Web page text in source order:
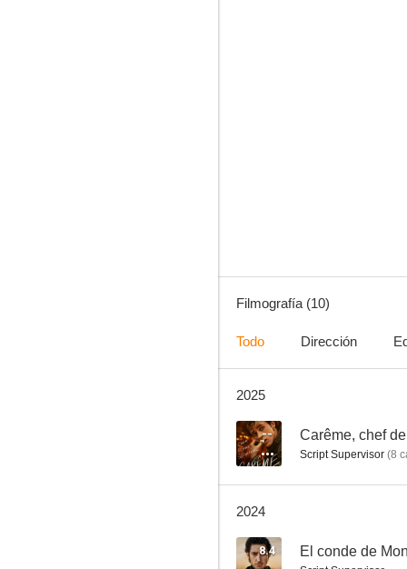
Filmografía (10)
Todo Dirección
2025
-- Carême, chef
Script Supervisor (8
2024
8.4 El conde de